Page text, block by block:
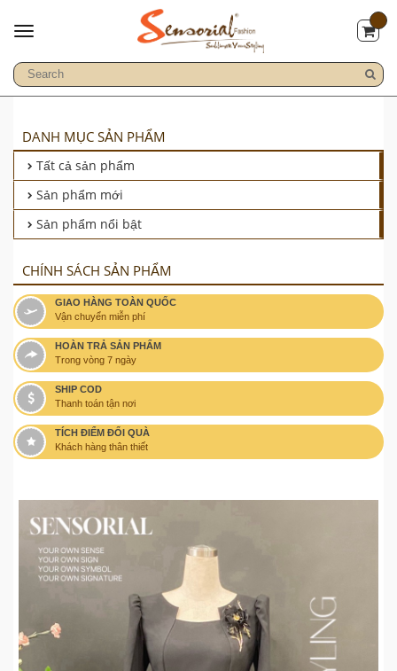
DANH MỤC SẢN PHẨM
Tất cả sản phẩm
Sản phẩm mới
Sản phẩm nổi bật
CHÍNH SÁCH SẢN PHẨM
GIAO HÀNG TOÀN QUỐC
Vận chuyển miễn phí
HOÀN TRẢ SẢN PHẨM
Trong vòng 7 ngày
SHIP COD
Thanh toán tận nơi
TÍCH ĐIỂM ĐỔI QUÀ
Khách hàng thân thiết